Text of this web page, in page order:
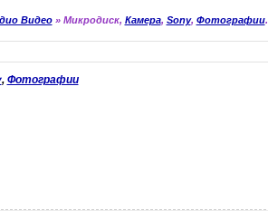
Видео» Микродиск, Камера, Sony, Фотографии.
, Фотографии